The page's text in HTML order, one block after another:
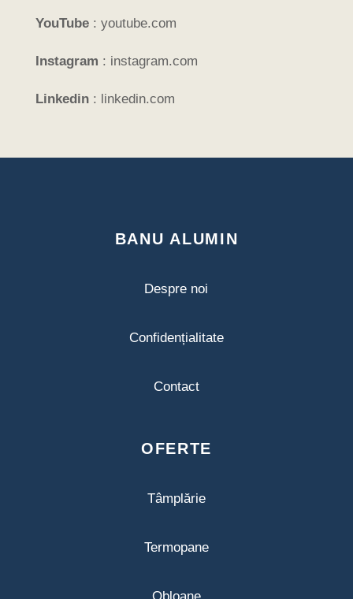
YouTube: youtube.com
Instagram : instagram.com
Linkedin: linkedin.com
BANU ALUMIN
Despre noi
Confidențialitate
Contact
OFERTE
Tâmplărie
Termopane